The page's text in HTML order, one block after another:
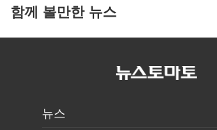
함께 볼만한 뉴스
뉴스